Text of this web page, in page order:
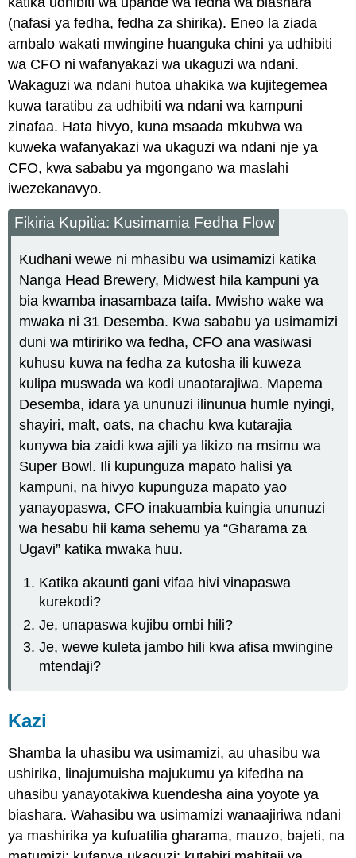
(nafasi ya fedha, fedha za shirika). Eneo la ziada
ambalo wakati mwingine huanguka chini ya udhibiti
wa CFO ni wafanyakazi wa ukaguzi wa ndani.
Wakaguzi wa ndani hutoa uhakika wa kujitegemea
kuwa taratibu za udhibiti wa ndani wa kampuni
zinafaa. Hata hivyo, kuna msaada mkubwa wa
kuweka wafanyakazi wa ukaguzi wa ndani nje ya
CFO, kwa sababu ya mgongano wa maslahi
iwezekanavyo.
Fikiria Kupitia: Kusimamia Fedha Flow
Kudhani wewe ni mhasibu wa usimamizi katika
Nanga Head Brewery, Midwest hila kampuni ya
bia kwamba inasambaza taifa. Mwisho wake wa
mwaka ni 31 Desemba. Kwa sababu ya usimamizi
duni wa mtiririko wa fedha, CFO ana wasiwasi
kuhusu kuwa na fedha za kutosha ili kuweza
kulipa muswada wa kodi unaotarajiwa. Mapema
Desemba, idara ya ununuzi ilinunua humle nyingi,
shayiri, malt, oats, na chachu kwa kutarajia
kunywa bia zaidi kwa ajili ya likizo na msimu wa
Super Bowl. Ili kupunguza mapato halisi ya
kampuni, na hivyo kupunguza mapato yao
yanayopaswa, CFO inakuambia kuingia ununuzi
wa hesabu hii kama sehemu ya “Gharama za
Ugavi” katika mwaka huu.
Katika akaunti gani vifaa hivi vinapaswa
kurekodi?
Je, unapaswa kujibu ombi hili?
Je, wewe kuleta jambo hili kwa afisa mwingine
mtendaji?
Kazi
Shamba la uhasibu wa usimamizi, au uhasibu wa
ushirika, linajumuisha majukumu ya kifedha na
uhasibu yanayotakiwa kuendesha aina yoyote ya
biashara. Wahasibu wa usimamizi wanaajiriwa ndani
ya mashirika ya kufuatilia gharama, mauzo, bajeti, na